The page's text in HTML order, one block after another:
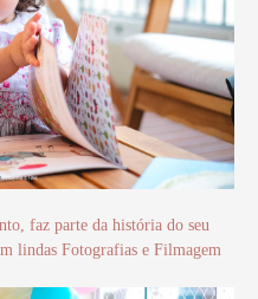
faz parte da história do seu
lindas Fotografias e Filmagem